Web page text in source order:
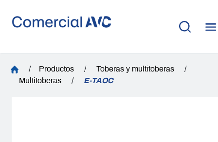
/ Productos / Toberas y multitoberas
/
Multitoberas
/ E-TAOC